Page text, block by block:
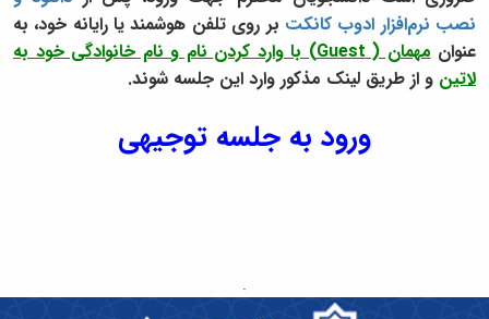
دانشکده
معاونت
آموزشی
معاونت
آئین
نامه
ها
آزمایشگاه
ها
نشریات
صنایع
غذایی
مهندسی
فناوری
نصب نرم‌افزار ادوب کانکت بر روی تلفن هوشمند یا رایانه خود، به
عنوان
مهمان ( Guest) با وارد کردن نام و نام خانوادگی خود به
لاتین و از طریق لینک مذکور وارد این جلسه شوند.
ورود به جلسه توجیهی
.